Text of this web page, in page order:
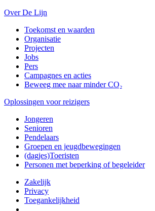
Over De Lijn
Toekomst en waarden
Organisatie
Projecten
Jobs
Pers
Campagnes en acties
Beweeg mee naar minder CO₂
Oplossingen voor reizigers
Jongeren
Senioren
Pendelaars
Groepen en jeugdbewegingen
(dagjes)Toeristen
Personen met beperking of begeleider
Zakelijk
Privacy
Toegankelijkheid